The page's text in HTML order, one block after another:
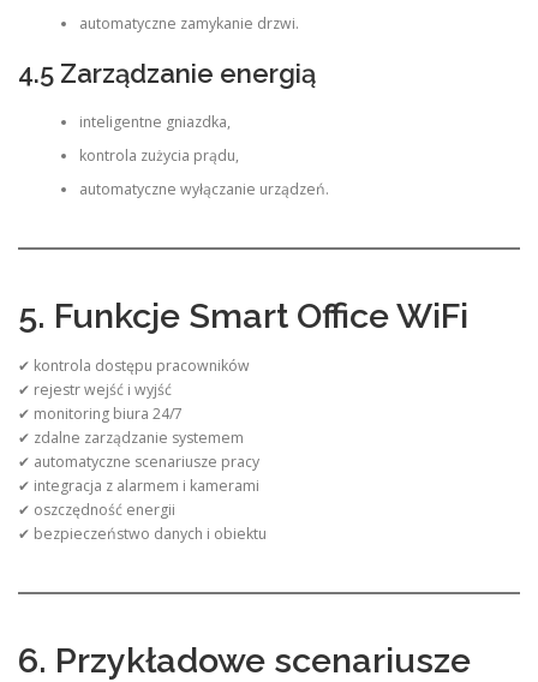
automatyczne zamykanie drzwi.
4.5 Zarządzanie energią
inteligentne gniazdka,
kontrola zużycia prądu,
automatyczne wyłączanie urządzeń.
5. Funkcje Smart Office WiFi
✔ kontrola dostępu pracowników
✔ rejestr wejść i wyjść
✔ monitoring biura 24/7
✔ zdalne zarządzanie systemem
✔ automatyczne scenariusze pracy
✔ integracja z alarmem i kamerami
✔ oszczędność energii
✔ bezpieczeństwo danych i obiektu
6. Przykładowe scenariusze